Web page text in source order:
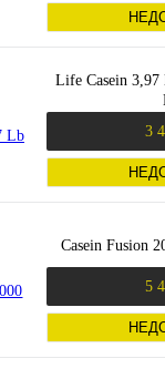
Life Casein
3
Casein Fusion
5